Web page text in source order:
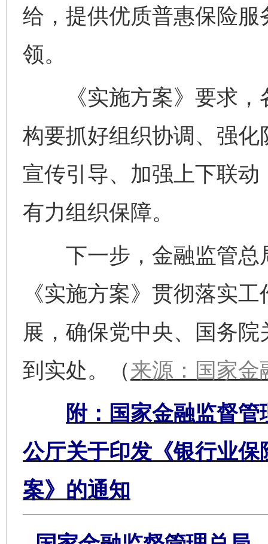
给，提供优质普惠保险
领。
《实施方案》要求，
构要抓好组织协调、强
宣传引导、加强上下联
有力组织保障。
下一步，金融监管总
《实施方案》贯彻落实
展，确保党中央、国务
到实处。（来源：国家金
附：国家金融监督
公厅关于印发《银行业
案》的通知